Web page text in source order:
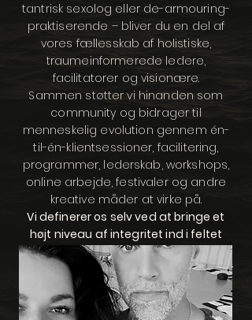
tantrisk sexolog eller de-armouring-
praktiserende – bliver du en del af
vores fællesskab af holistiske,
traumeinformerede ledere,
facilitatorer og visionære.
Sammen støtter vi hinanden som
community og bidrager til
menneskelig evolution gennem én-
til-én-klientsessioner, facilitering,
programmer, lederskab, workshops,
online arbejde, festivaler og andre
kreative måder at virke på.
Vi definerer os selv ved at bringe et
højt niveau af integritet ind i feltet
omkring facilitering, de-armouring,
tantra og seksualitet. Vores tilgang er
holistisk og traumeinformeret og
forener kropsligt erfaret praksis med